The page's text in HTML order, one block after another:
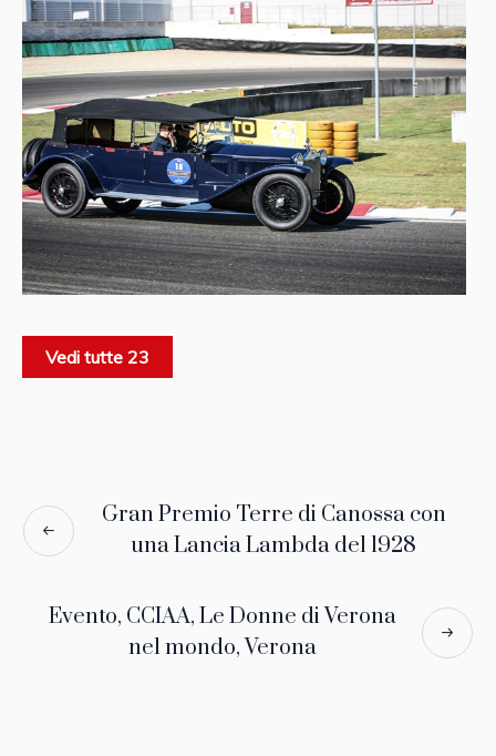
Vedi tutte 23
Gran Premio Terre di Canossa con
una Lancia Lambda del 1928
Evento, CCIAA, Le Donne di Verona
nel mondo, Verona